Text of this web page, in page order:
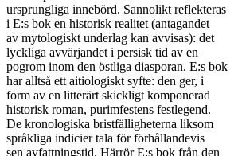
ursprungliga innebörd. Sannolikt reflekteras
i E:s bok en historisk realitet (antagandet
av mytologiskt underlag kan avvisas): det
lyckliga avvärjandet i persisk tid av en
pogrom inom den östliga diasporan. E:s bok
har alltså ett aitiologiskt syfte: den ger, i
form av en litterärt skickligt komponerad
historisk roman, purimfestens festlegend.
De kronologiska bristfälligheterna liksom
språkliga indicier tala för förhållandevis
sen avfattningstid. Härrör E:s bok från den